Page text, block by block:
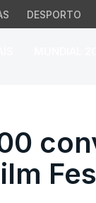
DESPORTO